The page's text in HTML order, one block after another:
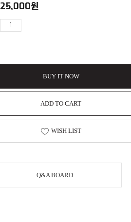
25,000원
BUY IT NOW
ADD TO CART
WISH LIST
Q&A BOARD